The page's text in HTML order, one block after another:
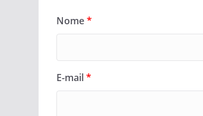
Nome*
E-mail*